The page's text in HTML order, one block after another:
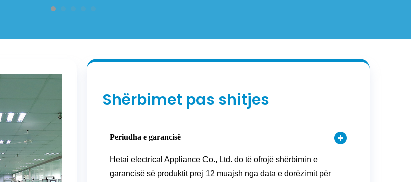
Shërbimet pas shitjes
Periudha e garancisë
Hetai electrical Appliance Co., Ltd. do të ofrojë shërbimin e
garancisë së produktit prej 12 muajsh nga data e dorëzimit për